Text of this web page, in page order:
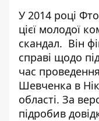
У 2014 році
цієї молодої
скандал. Він
справі щодо
час
Шевченка в
області. За
підробив